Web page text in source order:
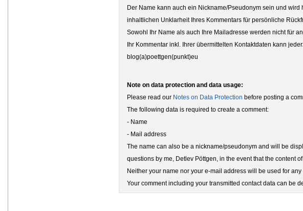
Der Name kann auch ein Nickname/Pseudonym sein und
inhaltlichen Unklarheit Ihres Kommentars für persönliche
Sowohl Ihr Name als auch Ihre Mailadresse werden nicht für
Ihr Kommentar inkl. Ihrer übermittelten Kontaktdaten kann
blog(a)poettgen(punkt)eu
Note on data protection and data usage:
Please read our Notes on Data Protection before posting a
The following data is required to create a comment:
- Name
- Mail address
The name can also be a nickname/pseudonym and will be
questions by me, Detlev Pöttgen, in the event that the content
Neither your name nor your e-mail address will be used for
Your comment including your transmitted contact data can be